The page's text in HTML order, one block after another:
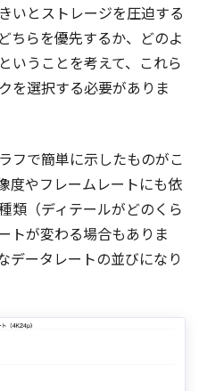
いとストレージを圧迫する
ちらを優先するか、どのよ
いうことを考えて、これら
を選択する必要がありま
フで簡単に示したものがこ
度やフレームレートにも依
類（ディテールがどのくら
トが変わる場合もありま
データレートの並びになり